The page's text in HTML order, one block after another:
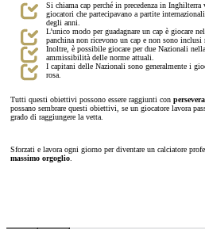
Si chiama cap perché in precedenza in
giocatori che partecipavano a partite
degli anni.
L’unico modo per guadagnare un cap è giocare
panchina non ricevono un cap e non sono
Inoltre, è possibile giocare per due Nazionali
ammissibilità delle norme attuali.
I capitani delle Nazionali sono generalmente i
rosa.
Tutti questi obiettivi possono essere raggiunti con
possano sembrare questi obiettivi, se un giocatore lavora
grado di raggiungere la vetta.
Sforzati e lavora ogni giorno per diventare un calciatore
massimo orgoglio.